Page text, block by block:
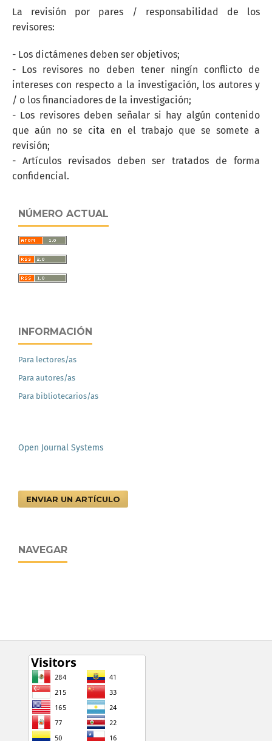
La revisión por pares / responsabilidad de los
revisores:
- Los dictámenes deben ser objetivos;
- Los revisores no deben tener ningín conflicto de
intereses con respecto a la investigación, los autores y
/ o los financiadores de la investigación;
- Los revisores deben señalar si hay algún contenido
que aún no se cita en el trabajo que se somete a
revisión;
- Artí­culos revisados deben ser tratados de forma
confidencial.
NÚMERO ACTUAL
INFORMACIÓN
Para lectores/as
Para autores/as
Para bibliotecarios/as
Open Journal Systems
ENVIAR UN ARTÍCULO
NAVEGAR